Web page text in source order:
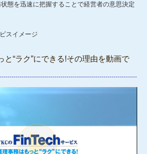
態を迅速に把握することで経営者の意思決定
と“ラク”にできる!その理由を動画で